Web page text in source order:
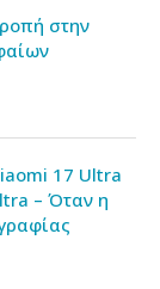
στην
17 Ultra
– Όταν η